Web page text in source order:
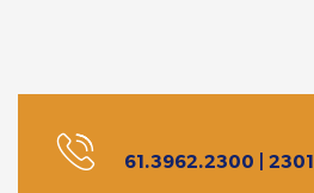
61.3962.2300 | 2301